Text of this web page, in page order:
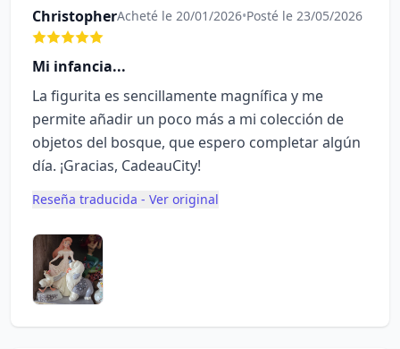
ChristopherAcheté le 20/01/2026•Posté le 23/05/2026
Mi infancia...
La figurita es sencillamente magnífica y me
permite añadir un poco más a mi colección de
objetos del bosque, que espero completar algún
día. ¡Gracias, CadeauCity!
Reseña traducida - Ver original